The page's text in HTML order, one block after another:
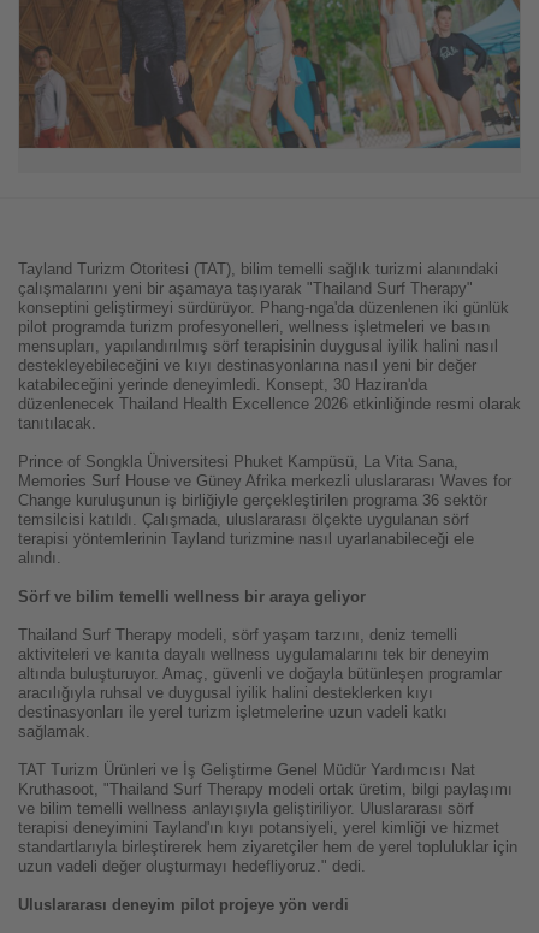
ediyor!
Tayland Turizm Otoritesi (TAT), bilim temelli sağlık turizmi alanındaki
çalışmalarını yeni bir aşamaya taşıyarak "Thailand Surf Therapy"
konseptini geliştirmeyi sürdürüyor. Phang-nga'da düzenlenen iki günlük
pilot programda turizm profesyonelleri, wellness işletmeleri ve basın
mensupları, yapılandırılmış sörf terapisinin duygusal iyilik halini nasıl
destekleyebileceğini ve kıyı destinasyonlarına nasıl yeni bir değer
katabileceğini yerinde deneyimledi. Konsept, 30 Haziran'da
düzenlenecek Thailand Health Excellence 2026 etkinliğinde resmi olarak
tanıtılacak.
Prince of Songkla Üniversitesi Phuket Kampüsü, La Vita Sana,
Memories Surf House ve Güney Afrika merkezli uluslararası Waves for
Change kuruluşunun iş birliğiyle gerçekleştirilen programa 36 sektör
temsilcisi katıldı. Çalışmada, uluslararası ölçekte uygulanan sörf
terapisi yöntemlerinin Tayland turizmine nasıl uyarlanabileceği ele
alındı.
Sörf ve bilim temelli wellness bir araya geliyor
Thailand Surf Therapy modeli, sörf yaşam tarzını, deniz temelli
aktiviteleri ve kanıta dayalı wellness uygulamalarını tek bir deneyim
altında buluşturuyor. Amaç, güvenli ve doğayla bütünleşen programlar
aracılığıyla ruhsal ve duygusal iyilik halini desteklerken kıyı
destinasyonları ile yerel turizm işletmelerine uzun vadeli katkı
sağlamak.
TAT Turizm Ürünleri ve İş Geliştirme Genel Müdür Yardımcısı Nat
Kruthasoot, "Thailand Surf Therapy modeli ortak üretim, bilgi paylaşımı
ve bilim temelli wellness anlayışıyla geliştiriliyor. Uluslararası sörf
terapisi deneyimini Tayland'ın kıyı potansiyeli, yerel kimliği ve hizmet
standartlarıyla birleştirerek hem ziyaretçiler hem de yerel topluluklar için
uzun vadeli değer oluşturmayı hedefliyoruz." dedi.
Uluslararası deneyim pilot projeye yön verdi